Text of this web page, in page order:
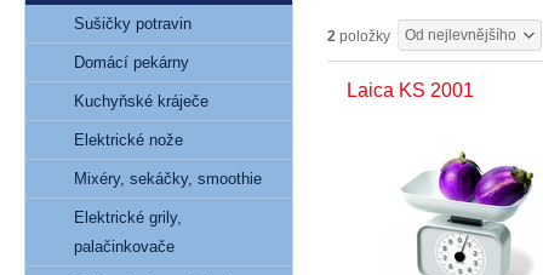
2 položky Od nejlevnějšího
Laica KS 2001
Sušičky potravin
Domácí pekárny
Kuchyňské kráječe
Elektrické nože
Mixéry, sekáčky, smoothie
Elektrické grily,
palačinkovače